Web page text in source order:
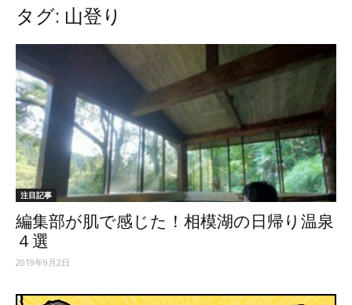
【ユ
ッ
テ
ィ】
タグ: 山登り
注目記事
編集部が肌で感じた！相模湖の日帰り温泉
４選
2019年9月2日